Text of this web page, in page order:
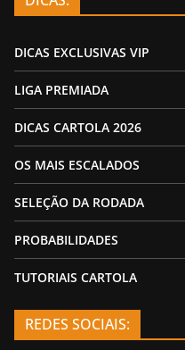
DICAS EXCLUSIVAS VIP
LIGA PREMIADA
DICAS CARTOLA 2026
OS MAIS ESCALADOS
SELEÇÃO DA RODADA
PROBABILIDADES
TUTORIAIS CARTOLA
REDES SOCIAIS: